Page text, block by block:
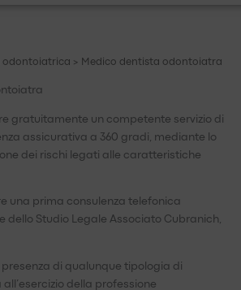
odontoiatrica > Medico dentista odontoiatra
gratuitamente un competente servizio di
assicurativa a 360 gradi, mediante lo
dei rischi legati alle caratteristiche
una prima consulenza telefonica
dello Studio Legale Associato Cubranich,
presenza di qualunque tipologia di
della professione